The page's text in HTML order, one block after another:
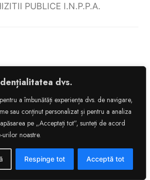
dvs.
a îmbunătăți experiența dvs. de navigare,
sau conținut personalizat și pentru a analiza
pe „Acceptați tot”, sunteți de acord
noastre.
Respinge tot Acceptă tot
PUBLICE I.N.P.P.A.